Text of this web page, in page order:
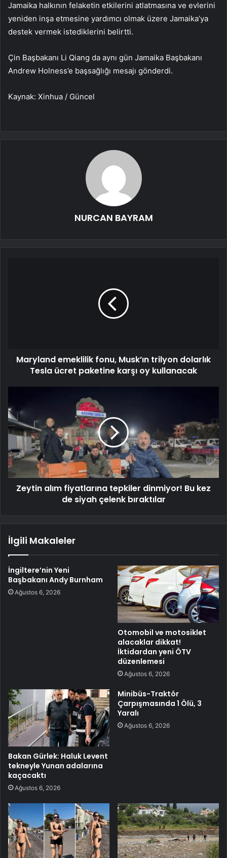
Jamaika halkının felaketin etkilerini atlatmasına ve evlerini
yeniden inşa etmesine yardımcı olmak üzere Jamaika’ya
destek vermek istediklerini belirtti.
Çin Başbakanı Li Qiang da aynı gün Jamaika Başbakanı
Andrew Holness’e başsağlığı mesajı gönderdi.
Kaynak: Xinhua / Güncel
NURCAN BAYRAM
Maryland emeklilik fonu, Musk’ın trilyon dolarlık
Tesla ücret paketine karşı oy kullanacak
Zeytin alım fiyatlarına tepkiler dinmiyor! Bu kez
de siyah çelenk bıraktılar
İlgili Makaleler
İngiltere’nin Yeni
Başbakanı Andy Burnham
Ağustos 6, 2026
Otomobil ve motosiklet
alacaklar dikkat!
İktidardan yeni ÖTV
düzenlemesi
Ağustos 6, 2026
Bakan Gürlek: Haluk Levent
tekneyle Yunan adalarına
kaçacaktı
Ağustos 6, 2026
Minibüs-Traktör
Çarpışmasında 1 Ölü, 3
Yaralı
Ağustos 6, 2026